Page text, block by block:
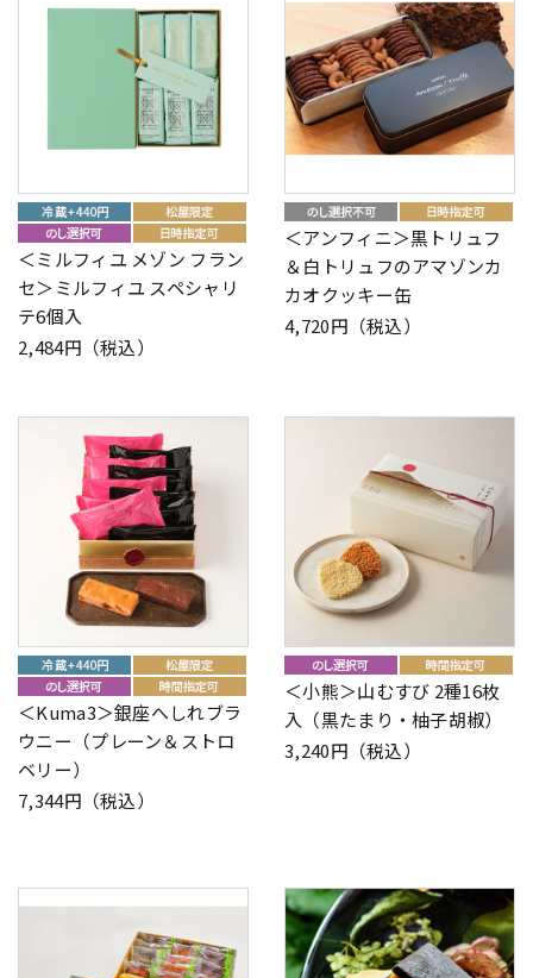
＜ミルフィユ メゾン フラン
セ＞ミルフィユ スペシャリ
テ6個入
2,484円（税込）
＜アンフィニ＞黒トリュフ
＆白トリュフのアマゾンカ
カオクッキー缶
4,720円（税込）
＜Kuma3＞銀座へしれブラ
ウニー（プレーン＆ストロ
ベリー）
7,344円（税込）
＜小熊＞山むすび 2種16枚
入（黒たまり・柚子胡椒）
3,240円（税込）